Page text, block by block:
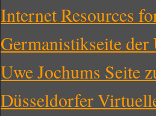
Internet Resources
Germanistikseite der
Uwe Jochums Seite
Düsseldorfer